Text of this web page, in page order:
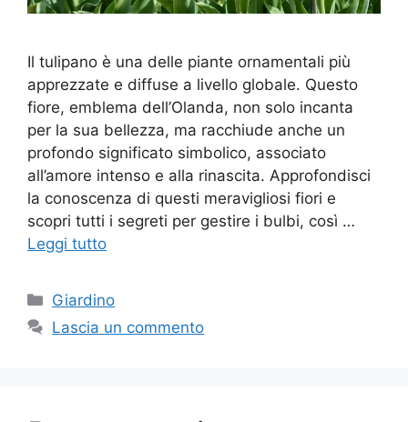
Il tulipano è una delle piante ornamentali più
apprezzate e diffuse a livello globale. Questo
fiore, emblema dell’Olanda, non solo incanta
per la sua bellezza, ma racchiude anche un
profondo significato simbolico, associato
all’amore intenso e alla rinascita. Approfondisci
la conoscenza di questi meravigliosi fiori e
scopri tutti i segreti per gestire i bulbi, così …
Leggi tutto
Categorie
Giardino
Lascia un commento